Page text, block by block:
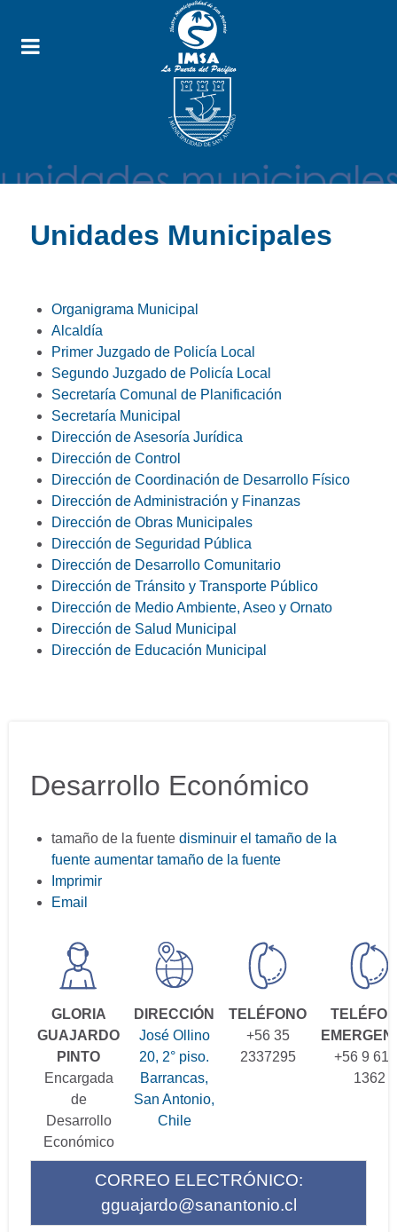
Unidades Municipales
Organigrama Municipal
Alcaldía
Primer Juzgado de Policía Local
Segundo Juzgado de Policía Local
Secretaría Comunal de Planificación
Secretaría Municipal
Dirección de Asesoría Jurídica
Dirección de Control
Dirección de Coordinación de Desarrollo Físico
Dirección de Administración y Finanzas
Dirección de Obras Municipales
Dirección de Seguridad Pública
Dirección de Desarrollo Comunitario
Dirección de Tránsito y Transporte Público
Dirección de Medio Ambiente, Aseo y Ornato
Dirección de Salud Municipal
Dirección de Educación Municipal
Desarrollo Económico
tamaño de la fuente disminuir el tamaño de la
fuente aumentar tamaño de la fuente
Imprimir
Email
GLORIA
GUAJARDO
PINTO
Encargada
de
Desarrollo
Económico
DIRECCIÓN
José Ollino
20, 2° piso.
Barrancas,
San Antonio,
Chile
TELÉFONO
+56 35
2337295
+56 9
1362
CORREO ELECTRÓNICO:
gguajardo@sanantonio.cl